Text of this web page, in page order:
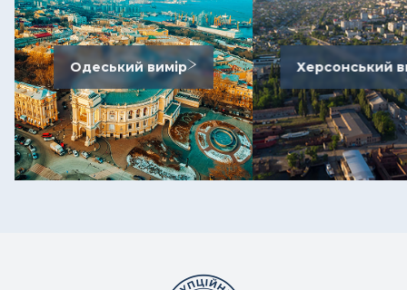
Одеський вимір Херсонський